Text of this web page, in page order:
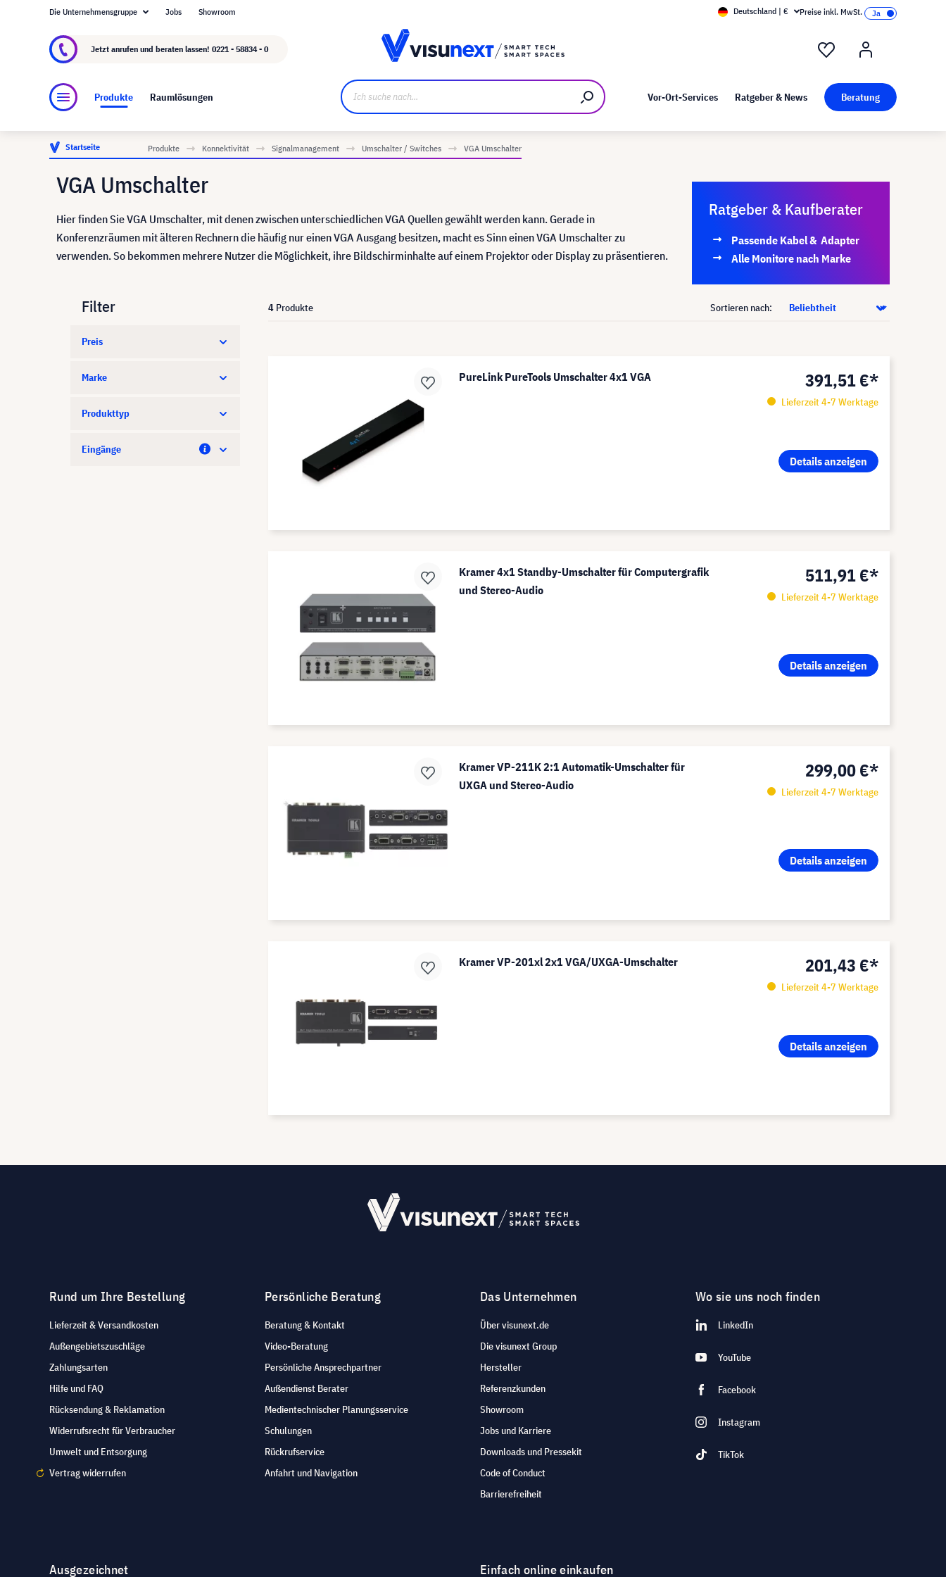
Über visunext.de Kunst bei visunext
Die Unternehmensgruppe Jobs Showroom Deutschland | € Preise inkl. MwSt.
Jetzt anrufen und beraten lassen! 0221 - 58834 - 0
Produkte Raumlösungen Vor-Ort-Services Ratgeber & News Beratung
Startseite Produkte Konnektivität Signalmanagement Umschalter / Switches VGA Umschalter
VGA Umschalter
Hier finden Sie VGA Umschalter, mit denen zwischen unterschiedlichen VGA Quellen gewählt werden kann. Gerade in
Konferenzräumen mit älteren Rechnern die häufig nur einen VGA Ausgang besitzen, macht es Sinn einen VGA Umschalter zu
verwenden. So bekommen mehrere Nutzer die Möglichkeit, ihre Bildschirminhalte auf einem Projektor oder Display zu präsentieren.
Ratgeber & Kaufberater
Passende Kabel & Adapter
Alle Monitore nach Marke
Filter
Preis
Marke
Produkttyp
Eingänge
4 Produkte Sortieren nach:
PureLink PureTools Umschalter 4x1 VGA 391,51 €*
Lieferzeit 4-7 Werktage
Details anzeigen
Kramer 4x1 Standby-Umschalter für Computergrafik
und Stereo-Audio
511,91 €*
Lieferzeit 4-7 Werktage
Details anzeigen
Kramer VP-211K 2:1 Automatik-Umschalter für
UXGA und Stereo-Audio
299,00 €*
Lieferzeit 4-7 Werktage
Details anzeigen
Kramer VP-201xl 2x1 VGA/UXGA-Umschalter 201,43 €*
Lieferzeit 4-7 Werktage
Details anzeigen
Rund um Ihre Bestellung
Lieferzeit & Versandkosten
Außengebietszuschläge
Zahlungsarten
Hilfe und FAQ
Rücksendung & Reklamation
Widerrufsrecht für Verbraucher
Umwelt und Entsorgung
Vertrag widerrufen
Persönliche Beratung
Beratung & Kontakt
Video-Beratung
Persönliche Ansprechpartner
Außendienst Berater
Medientechnischer Planungsservice
Schulungen
Rückrufservice
Anfahrt und Navigation
Das Unternehmen
Über visunext.de
Die visunext Group
Hersteller
Referenzkunden
Showroom
Jobs und Karriere
Downloads und Pressekit
Code of Conduct
Barrierefreiheit
Wo sie uns noch finden
LinkedIn
YouTube
Facebook
Instagram
TikTok
Ausgezeichnet Einfach online einkaufen